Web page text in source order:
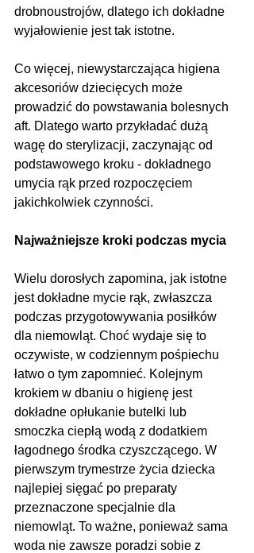
drobnoustrojów, dlatego ich dokładne
wyjałowienie jest tak istotne.
Co więcej, niewystarczająca higiena
akcesoriów dziecięcych może
prowadzić do powstawania bolesnych
aft. Dlatego warto przykładać dużą
wagę do sterylizacji, zaczynając od
podstawowego kroku - dokładnego
umycia rąk przed rozpoczęciem
jakichkolwiek czynności.
Najważniejsze kroki podczas mycia
Wielu dorosłych zapomina, jak istotne
jest dokładne mycie rąk, zwłaszcza
podczas przygotowywania posiłków
dla niemowląt. Choć wydaje się to
oczywiste, w codziennym pośpiechu
łatwo o tym zapomnieć. Kolejnym
krokiem w dbaniu o higienę jest
dokładne opłukanie butelki lub
smoczka ciepłą wodą z dodatkiem
łagodnego środka czyszczącego. W
pierwszym trymestrze życia dziecka
najlepiej sięgać po preparaty
przeznaczone specjalnie dla
niemowląt. To ważne, ponieważ sama
woda nie zawsze poradzi sobie z